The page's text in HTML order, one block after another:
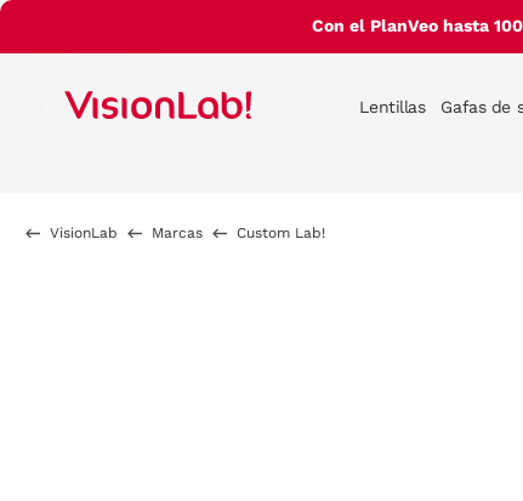
Con el PlanVeo hasta
Lentillas Gafas de
VisionLab Marcas Custom Lab!